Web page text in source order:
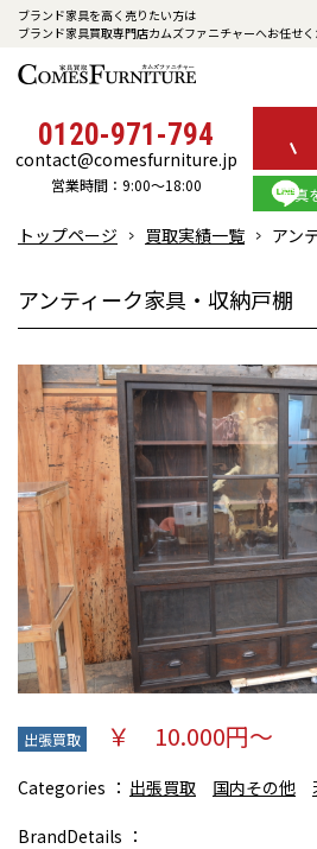
ブランド家具を高く売りたい方は
ブランド家具買取専門店カムズファニチャーへお任せく
0120-971-794
contact@comesfurniture.jp
営業時間：9:00～18:00 写真
トップページ 買取実績一覧 アン
アンティーク家具・収納戸棚
出張買取 ￥ 10.000円～
Categories 出張買取 国内その他
BrandDetails